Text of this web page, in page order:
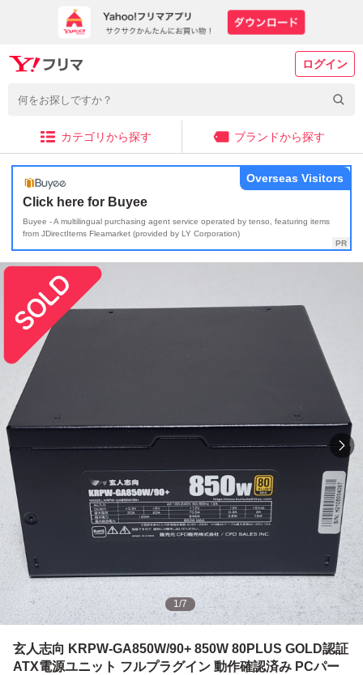
ログイン
カテゴリから探す ブランドから探す
Click here for Buyee
Buyee - A multilingual purchasing agent service operated by tenso, featuring items
from JDirectItems Fleamarket (provided by LY Corporation)
Overseas Visitors
1/7
玄人志向 KRPW-GA850W/90+ 850W 80PLUS GOLD認証
ATX電源ユニット フルプラグイン 動作確認済み PCパー